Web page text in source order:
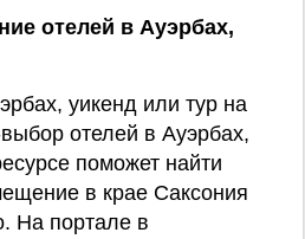
отелей в Ауэрбах,
уикенд или тур на
отелей в Ауэрбах,
поможет найти
в крае Саксония
На портале в